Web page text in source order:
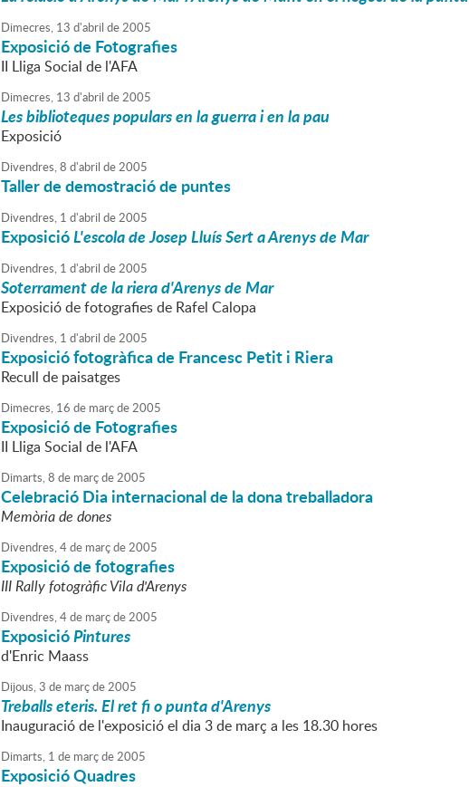
Dimecres, 13 d'abril de2005
Exposició de Fotografies
II Lliga Social de l'AFA
Dimecres, 13 d'abril de2005
Les biblioteques populars en la guerra i en la pau
Exposició
Divendres,8 d'abril de2005
Taller de demostració de puntes
Divendres, 1 d'abril de2005
ExposicióL'escola de Josep Lluís Sert a Arenys de Mar
Divendres, 1 d'abril de2005
Soterrament de la riera d'Arenys de Mar
Exposició de fotografies de Rafel Calopa
Divendres, 1 d'abril de2005
Exposició fotogràfica de Francesc Petit i Riera
Recull de paisatges
Dimecres, 16 de marçde2005
Exposició de Fotografies
II Lliga Social de l'AFA
Dimarts,8 de marçde2005
Celebració Dia internacional de la dona treballadora
Memòria de dones
Divendres,4de marçde2005
Exposició de fotografies
III Rally fotogràfic Vila d'Arenys
Divendres,4de marçde2005
ExposicióPintures
d'Enric Maass
Dijous,3 de marçde2005
Treballs eteris. El ret fi o punta d'Arenys
Inauguració de l'exposició el dia 3 de març a les 18.30 hores
Dimarts, 1 de marçde2005
Exposició Quadres